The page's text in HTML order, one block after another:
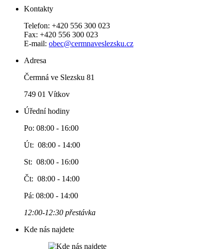
Kontakty
Telefon: +420 556 300 023
Fax: +420 556 300 023
E-mail: obec@cermnaveslezsku.cz
Adresa
Čermná ve Slezsku 81
749 01 Vítkov
Úřední hodiny
Po: 08:00 - 16:00
Út: 08:00 - 14:00
St: 08:00 - 16:00
Čt: 08:00 - 14:00
Pá: 08:00 - 14:00
12:00-12:30 přestávka
Kde nás najdete